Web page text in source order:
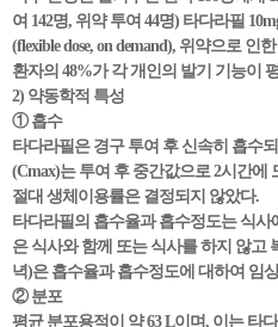
여 142명, 위약 투여 44명) 타다라필
(flexible dose, on demand), 위약으로 인
환자의 48%가 각 개인의 발기 기능이
2) 약동학적 특성
① 흡수
타다라필은 경구 투여 후 신속히 흡수
(Cmax)는 투여 후 중간값으로 2시간에
절대 생체이용률은 결정되지 않았다.
타다라필의 흡수율과 흡수정도는 식
은 식사와 함께 또는 식사를 하지 않고
녁)은 흡수율과 흡수정도에 대하여 임
② 분포
평균 분포용적이 약 63 L이며, 이는 타